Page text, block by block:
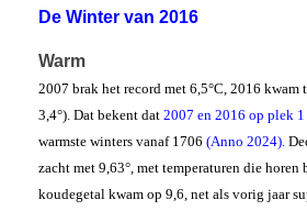
De Winter van 2016
Warm
2007 brak het record met 6,5°C, 2016 kwam
3,4°). Dat bekent dat 2007 en 2016 op plek 1
warmste winters vanaf 1706 (Anno 2024).
zacht met 9,63°, met temperaturen die
koudegetal kwam op 9,6, net als vorig jaar